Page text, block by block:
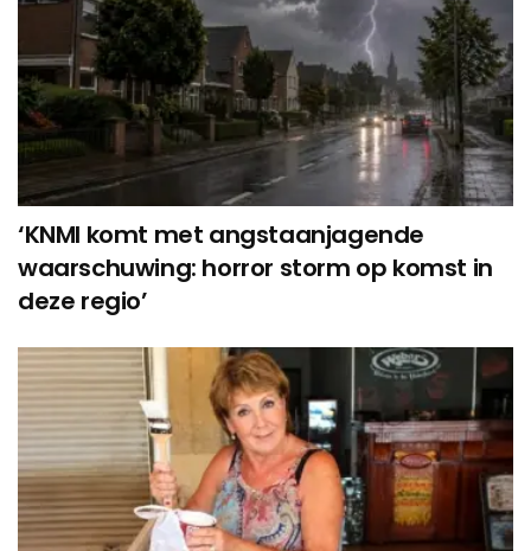
‘KNMI komt met angstaanjagende
waarschuwing: horror storm op komst in
deze regio’